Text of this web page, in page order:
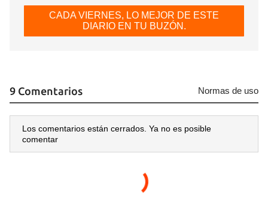
CADA VIERNES, LO MEJOR DE ESTE
DIARIO EN TU BUZÓN.
9 Comentarios Normas de uso
Los comentarios están cerrados. Ya no es posible
comentar